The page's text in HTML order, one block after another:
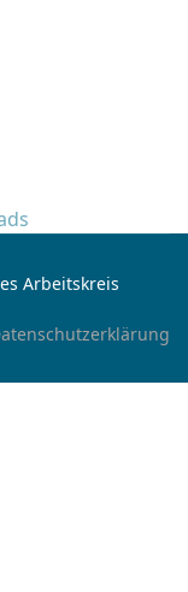
Arbeitskreis